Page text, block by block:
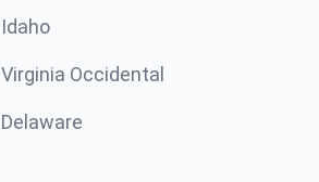
Idaho
Virginia Occidental
Delaware